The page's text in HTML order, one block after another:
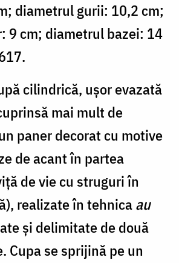
diametrul gurii: 10,2 cm;
9 cm; diametrul bazei: 14
cilindrică, ușor evazată
mai mult de
paner decorat cu motive
de acant în partea
de vie cu struguri în
realizate în tehnicaau
și delimitate de două
Cupa se sprijină pe un